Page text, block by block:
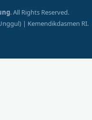
. All Rights Reserved.
| Kemendikdasmen RI.